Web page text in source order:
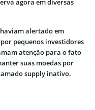
agora em diversas
alertado em
pequenos investidores
atenção para o fato
suas moedas por
supply inativo.